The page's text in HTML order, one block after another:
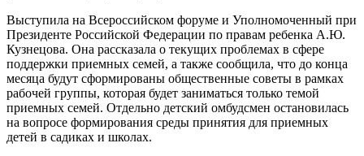
Выступила на Всероссийском форуме и Уполномоченный при
Президенте Российской Федерации по правам ребенка А.Ю.
Кузнецова. Она рассказала о текущих проблемах в сфере
поддержки приемных семей, а также сообщила, что до конца
месяца будут сформированы общественные советы в рамках
рабочей группы, которая будет заниматься только темой
приемных семей. Отдельно детский омбудсмен остановилась
на вопросе формирования среды принятия для приемных
детей в садиках и школах.